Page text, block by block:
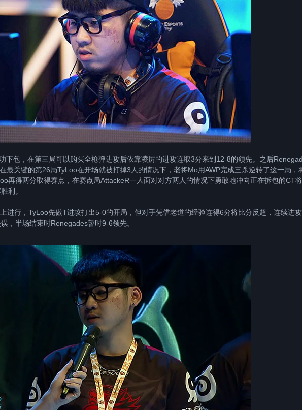
包，在第三局可以购买全枪弹进攻后依靠凌厉的进攻连取3分来到12-8的领先。之后
最关键的第26局TyLoo在开场就被打掉3人的情况下，老将Mo用AWP完成三杀逆转了这一局，
再得两分取得赛点，在赛点局AttackeR一人面对对方两人的情况下勇敢地冲向正在拆包的CT
利。
行，TyLoo先做T进攻打出5-0的开局，但对手凭借老道的经验连得6分将比分反超，连续进
，半场结束时Renegades暂时9-6领先。